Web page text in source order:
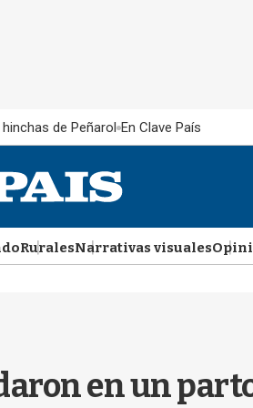
de Peñarol En Clave País
RuralesNarrativas visuales
en un